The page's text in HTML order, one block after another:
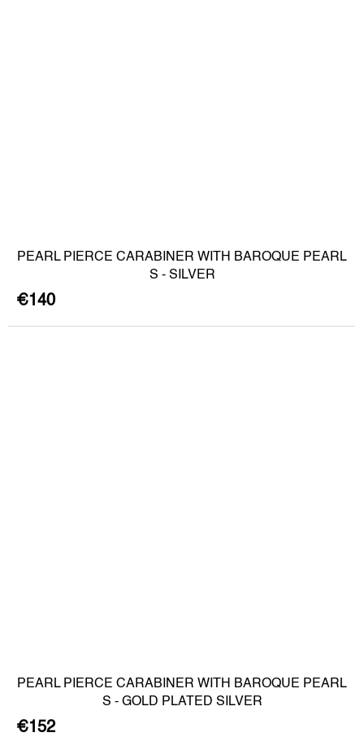
PEARL PIERCE CARABINER WITH BAROQUE PEARL
S - SILVER
€140
PEARL PIERCE CARABINER WITH BAROQUE PEARL
S - GOLD PLATED SILVER
€152